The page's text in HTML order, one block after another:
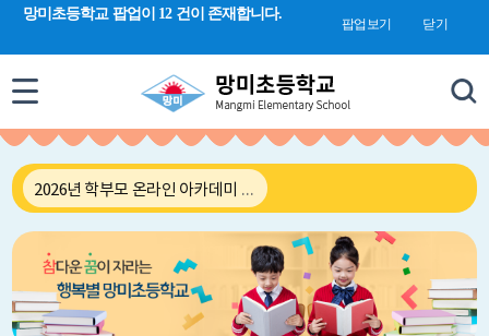
망미초등학교 팝업이 12 건이 존재합니다.
팝업보기 닫기
합
공지사항 2026년 학부모 온라인 아카데미 마음챙김 과정 교육콘텐츠 안내